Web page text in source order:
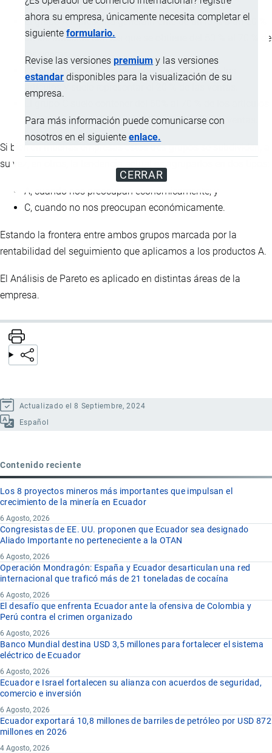
ahora su empresa, únicamente necesita completar el
siguienteformulario.
Revise las versionespremium y las versiones
estandar disponibles para la visualización de su
empresa.
Para más información puede comunicarse con
nosotros en el siguienteenlace.
CERRAR
El grupo A representa generalmente de un l0 % a un 20 %
de los artículos con los que se obtiene del 50 % al 70 % de
las ventas.
El segundo grupo, B, suele contener el 20 % de los
y sólo suele representar del 10 % al 30 % de las ventas.
Si bien en muchas empresas estos tres grupos se subdividen, a
su vez, en otros, la tendencia actual es agruparlos en dos tipos:
A, cuando nos preocupan económicamente; y
C, cuando no nos preocupan económicamente.
Estando la frontera entre ambos grupos marcada por la
rentabilidad del seguimiento que aplicamos a los productos A.
El Análisis de Pareto es aplicado en distintas áreas de la
empresa.
Actualizado el 8 Septiembre, 2024
Español
Contenido reciente
Los 8 proyectos mineros más importantes que impulsan el
crecimiento de la minería en Ecuador
6 Agosto, 2026
Congresistas de EE. UU. proponen que Ecuador sea designado
Aliado Importante no perteneciente a la OTAN
6 Agosto, 2026
Operación Mondragón: España y Ecuador desarticulan una red
internacional que traficó más de 21 toneladas de cocaína
6 Agosto, 2026
El desafío que enfrenta Ecuador ante la ofensiva de Colombia y
Perú contra el crimen organizado
6 Agosto, 2026
Banco Mundial destina USD 3,5 millones para fortalecer el sistema
eléctrico de Ecuador
6 Agosto, 2026
Ecuador e Israel fortalecen su alianza con acuerdos de seguridad,
comercio e inversión
6 Agosto, 2026
Ecuador exportará 10,8 millones de barriles de petróleo por USD 872
millones en 2026
4 Agosto, 2026